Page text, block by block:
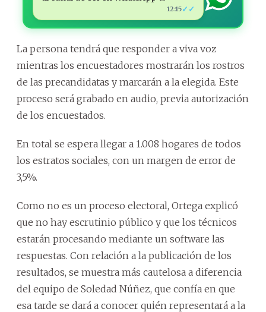
12:15✓✓
La persona tendrá que responder a viva voz
mientras los encuestadores mostrarán los rostros
de las precandidatas y marcarán a la elegida. Este
proceso será grabado en audio, previa autorización
de los encuestados.
En total se espera llegar a 1.008 hogares de todos
los estratos sociales, con un margen de error de
3,5%.
Como no es un proceso electoral, Ortega explicó
que no hay escrutinio público y que los técnicos
estarán procesando mediante un software las
respuestas. Con relación a la publicación de los
resultados, se muestra más cautelosa a diferencia
del equipo de Soledad Núñez, que confía en que
esa tarde se dará a conocer quién representará a la